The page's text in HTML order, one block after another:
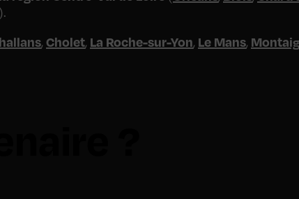
, Cholet, La Roche-sur-Yon, Le Mans,